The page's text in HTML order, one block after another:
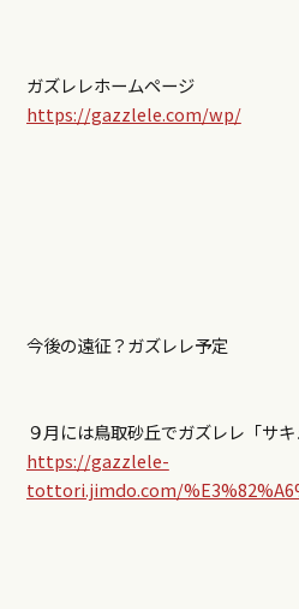
ガズレレホームページ
https://gazzlele.com/wp/
今後の遠征？ガズレレ予定
９月には鳥取砂丘でガズレレ「サ
https://gazzlele-
tottori.jimdo.com/